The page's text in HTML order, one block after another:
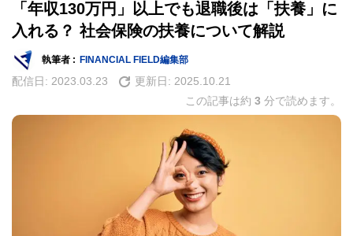
「年収130万円」以上でも退職後は「扶養」に
入れる？ 社会保険の扶養について解説
執筆者 : FINANCIAL FIELD編集部
配信日: 2023.03.23 更新日: 2025.10.21
この記事は約 3 分で読めます。